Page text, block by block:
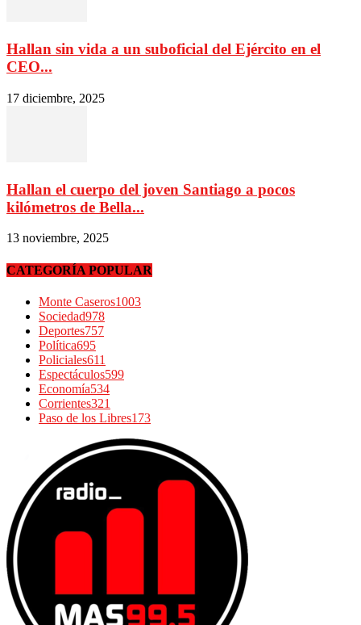
Hallan sin vida a un suboficial del Ejército en el
CEO...
17 diciembre, 2025
Hallan el cuerpo del joven Santiago a pocos
kilómetros de Bella...
13 noviembre, 2025
CATEGORÍA POPULAR
Monte Caseros1003
Sociedad978
Deportes757
Política695
Policiales611
Espectáculos599
Economía534
Corrientes321
Paso de los Libres173